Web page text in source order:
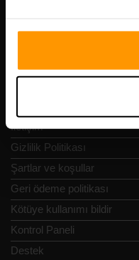
Hızlı Nav
İletişim
Gizlilik Politikası
Şartlar ve koşullar
Geri ödeme politikası
Kötüye kullanımı bildir
Kontrol Paneli
Destek